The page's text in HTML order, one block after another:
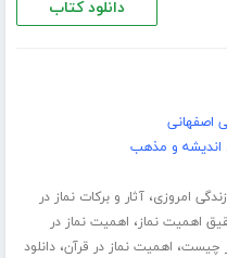
دانلود کتاب
اصفهانی
اندیشه و مذهب
امروزی،آثار و برکات نماز در
اهمیت نماز، اهمیت نماز در
چیست، اهمیت نماز در قرآن،دانلود